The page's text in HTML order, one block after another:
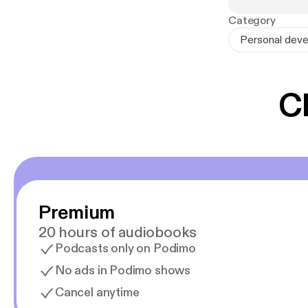
harmoni med
Category
Personal
Premium
20 hours of audiobooks
Podcasts only on Podimo
No ads in Podimo shows
Cancel anytime